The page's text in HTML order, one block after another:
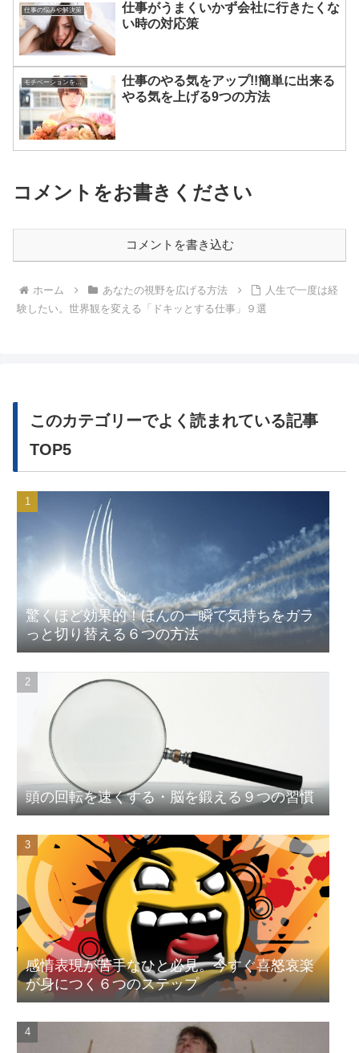
仕事の悩みや解決策
仕事がうまくいかず会社に行きたくな
い時の対応策
モチベーションを上げる方法
仕事のやる気をアップ!!簡単に出来る
やる気を上げる9つの方法
コメントをお書きください
コメントを書き込む
ホーム あなたの視野を広げる方法
人生で一度は経
験したい。世界観を変える「ドキッとする仕事」９選
このカテゴリーでよく読まれている記事
TOP5
驚くほど効果的！ほんの一瞬で気持ちをガラ
っと切り替える６つの方法
頭の回転を速くする・脳を鍛える９つの習慣
感情表現が苦手なひと必見。今すぐ喜怒哀楽
が身につく６つのステップ